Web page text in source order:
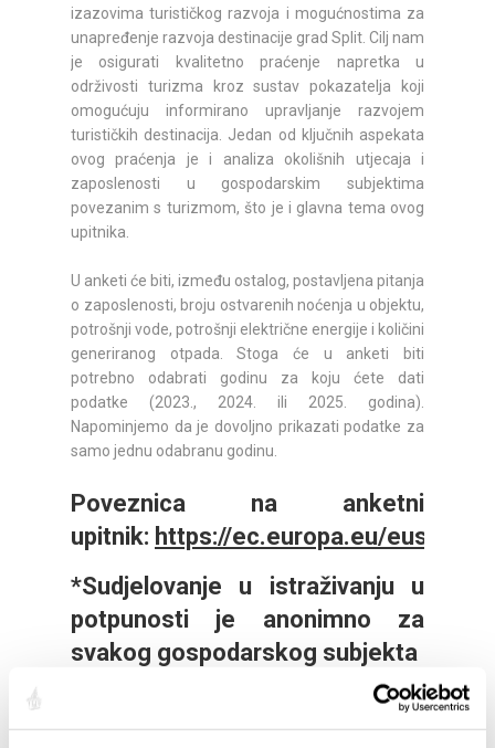
izazovima turističkog razvoja i mogućnostima za
unapređenje razvoja destinacije grad Split. Cilj nam
je osigurati kvalitetno praćenje napretka u
održivosti turizma kroz sustav pokazatelja koji
omogućuju informirano upravljanje razvojem
turističkih destinacija. Jedan od ključnih aspekata
ovog praćenja je i analiza okolišnih utjecaja i
zaposlenosti u gospodarskim subjektima
povezanim s turizmom, što je i glavna tema ovog
upitnika.
U anketi će biti, između ostalog, postavljena pitanja
o zaposlenosti, broju ostvarenih noćenja u objektu,
potrošnji vode, potrošnji električne energije i količini
generiranog otpada. Stoga će u anketi biti
potrebno odabrati godinu za koju ćete dati
podatke (2023., 2024. ili 2025. godina).
Napominjemo da je dovoljno prikazati podatke za
samo jednu odabranu godinu.
Poveznica na anketni
upitnik: https://ec.europa.eu/
*Sudjelovanje u istraživanju u
potpunosti je anonimno za
svakog gospodarskog subjekta